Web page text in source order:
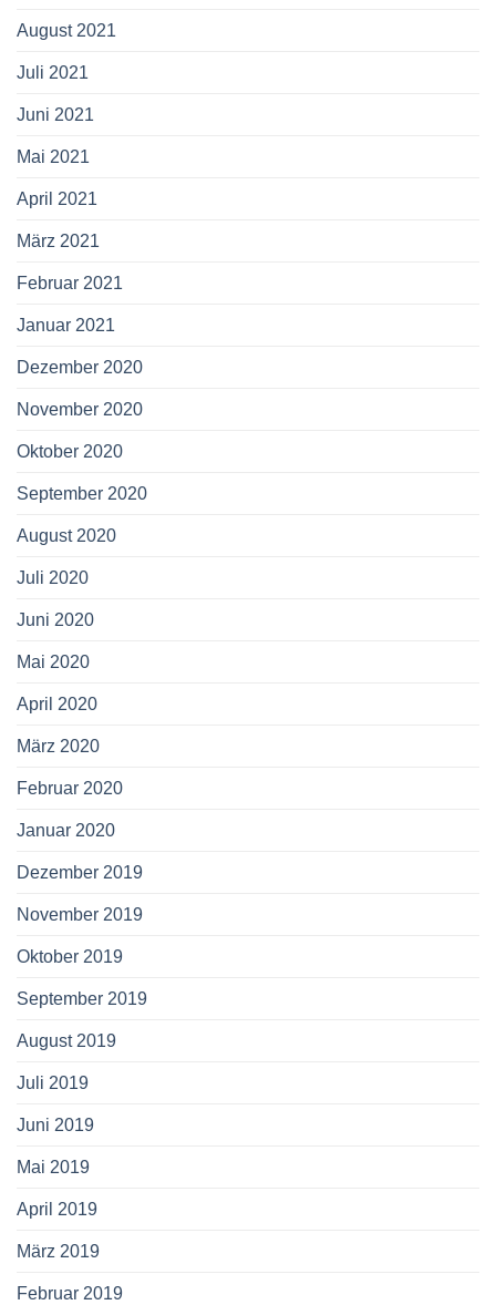
August 2021
Juli 2021
Juni 2021
Mai 2021
April 2021
März 2021
Februar 2021
Januar 2021
Dezember 2020
November 2020
Oktober 2020
September 2020
August 2020
Juli 2020
Juni 2020
Mai 2020
April 2020
März 2020
Februar 2020
Januar 2020
Dezember 2019
November 2019
Oktober 2019
September 2019
August 2019
Juli 2019
Juni 2019
Mai 2019
April 2019
März 2019
Februar 2019